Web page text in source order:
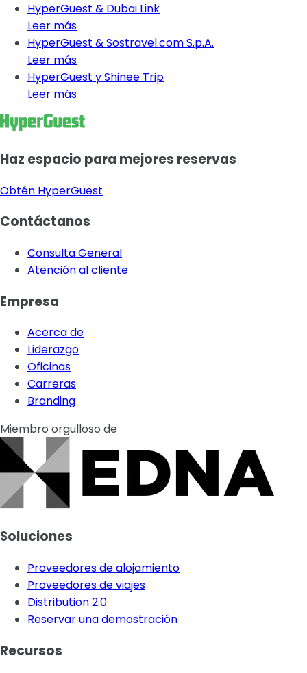
HyperGuest & Dubai Link
Leer más
HyperGuest & Sostravel.com S.p.A.
Leer más
HyperGuest y Shinee Trip
Leer más
Haz espacio para mejores reservas
Obtén HyperGuest
Contáctanos
Consulta General
Atención al cliente
Empresa
Acerca de
Liderazgo
Oficinas
Carreras
Branding
Miembro orgulloso de
Soluciones
Proveedores de alojamiento
Proveedores de viajes
Distribution 2.0
Reservar una demostración
Recursos